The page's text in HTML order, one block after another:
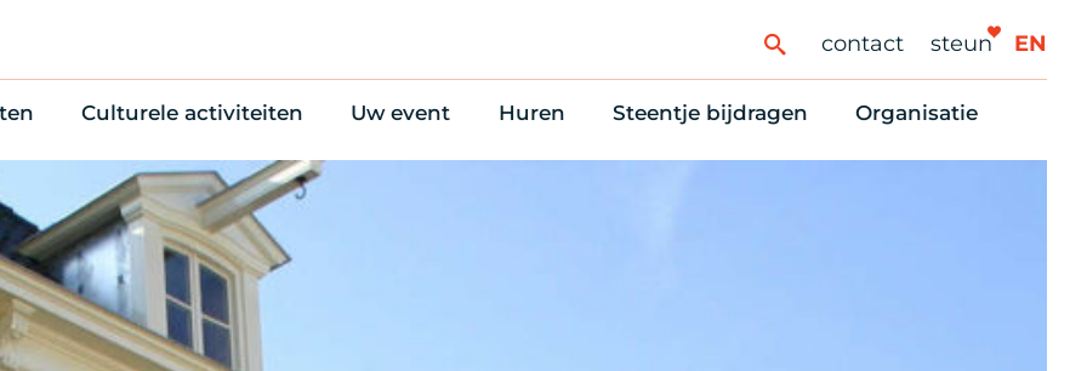
contact steun EN
Culturele activiteiten
Cultuuragenda
70 jaar activiteiten
Monumentenroutes
Voor Vrienden
Online activiteiten
Uw event
Zelf iets organiseren
Huren
Woningaanbod
Steentje bijdragen
Steun Vondelkerk!
Organisatie
Ons